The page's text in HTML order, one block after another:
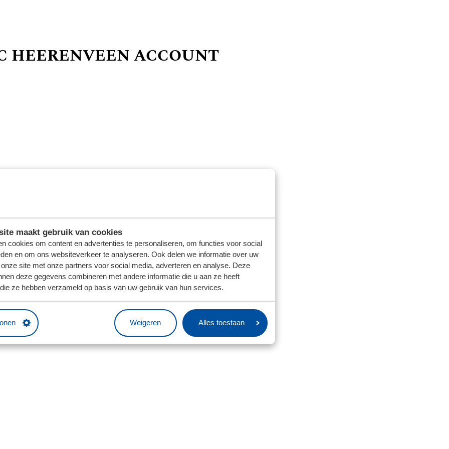
maakt gebruik van cookies
cookies om content en advertenties te personaliseren, om functies voor social
en om ons websiteverkeer te analyseren. Ook delen we informatie over uw
site met onze partners voor social media, adverteren en analyse. Deze
deze gegevens combineren met andere informatie die u aan ze heeft
ze hebben verzameld op basis van uw gebruik van hun services.
Weigeren Alles toestaan
HEERENVEEN ACCOUNT